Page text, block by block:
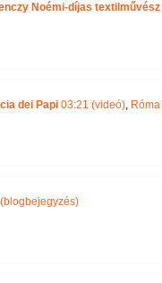
Noémi-díjas textilművész
dei Papi 03:21 (videó),
(blogbejegyzés)